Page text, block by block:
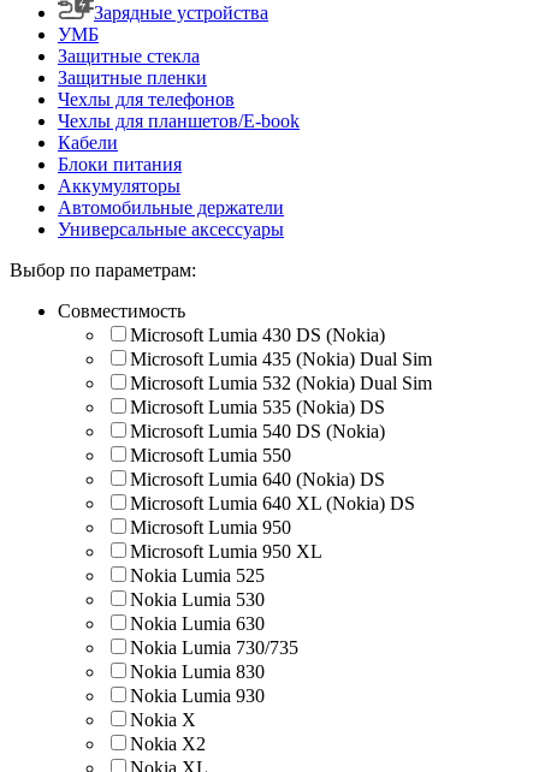
Зарядные устройства
УМБ
Защитные стекла
Защитные пленки
Чехлы для телефонов
Чехлы для планшетов/E-book
Кабели
Блоки питания
Аккумуляторы
Автомобильные держатели
Универсальные аксессуары
Выбор по параметрам:
Совместимость
Microsoft Lumia 430 DS (Nokia)
Microsoft Lumia 435 (Nokia) Dual Sim
Microsoft Lumia 532 (Nokia) Dual Sim
Microsoft Lumia 535 (Nokia) DS
Microsoft Lumia 540 DS (Nokia)
Microsoft Lumia 550
Microsoft Lumia 640 (Nokia) DS
Microsoft Lumia 640 XL (Nokia) DS
Microsoft Lumia 950
Microsoft Lumia 950 XL
Nokia Lumia 525
Nokia Lumia 530
Nokia Lumia 630
Nokia Lumia 730/735
Nokia Lumia 830
Nokia Lumia 930
Nokia X
Nokia X2
Nokia XL